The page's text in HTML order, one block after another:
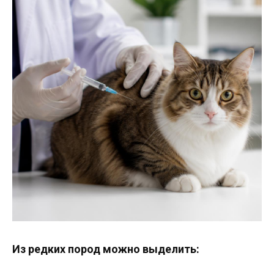
Из редких пород можно выделить: